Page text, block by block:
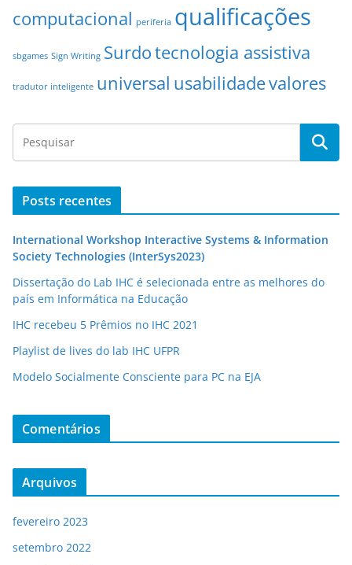
computacional periferia qualificações
sbgames Sign Writing Surdotecnologia assistiva
tradutor inteligente universal usabilidadevalores
Posts recentes
International Workshop Interactive Systems & Information
Society Technologies (InterSys2023)
Dissertação do Lab IHC é selecionada entre as melhores do
país em Informática na Educação
IHC recebeu 5 Prêmios no IHC 2021
Playlist de lives do lab IHC UFPR
Modelo Socialmente Consciente para PC na EJA
Comentários
Arquivos
fevereiro 2023
setembro 2022